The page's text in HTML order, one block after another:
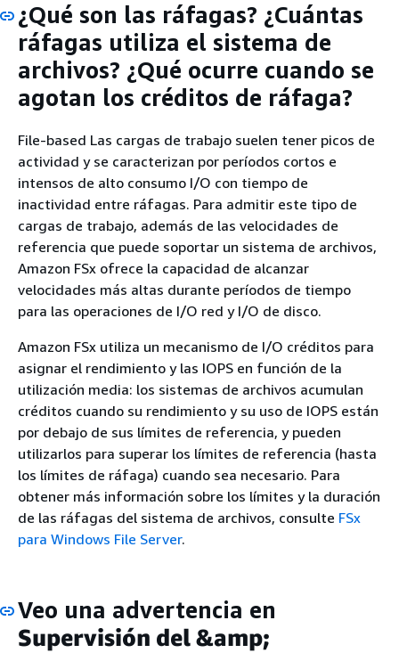
¿Qué son las ráfagas? ¿Cuántas
ráfagas utiliza el sistema de
archivos? ¿Qué ocurre cuando se
agotan los créditos de ráfaga?
File-based Las cargas de trabajo suelen tener picos de
actividad y se caracterizan por períodos cortos e
intensos de alto consumo I/O con tiempo de
inactividad entre ráfagas. Para admitir este tipo de
cargas de trabajo, además de las velocidades de
referencia que puede soportar un sistema de archivos,
Amazon FSx ofrece la capacidad de alcanzar
velocidades más altas durante períodos de tiempo
para las operaciones de I/O red y I/O de disco.
Amazon FSx utiliza un mecanismo de I/O créditos para
asignar el rendimiento y las IOPS en función de la
utilización media: los sistemas de archivos acumulan
créditos cuando su rendimiento y su uso de IOPS están
por debajo de sus límites de referencia, y pueden
utilizarlos para superar los límites de referencia (hasta
los límites de ráfaga) cuando sea necesario. Para
obtener más información sobre los límites y la duración
de las ráfagas del sistema de archivos, consulte FSx
para Windows File Server.
Veo una advertencia en
Supervisión del &amp;